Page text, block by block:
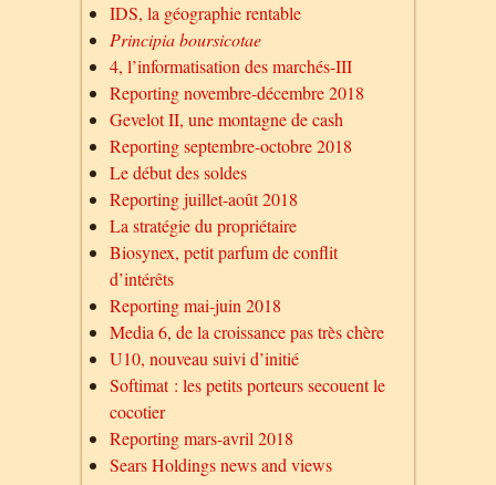
IDS, la géographie rentable
Principia boursicotae
4, l’informatisation des marchés-III
Reporting novembre-décembre 2018
Gevelot II, une montagne de cash
Reporting septembre-octobre 2018
Le début des soldes
Reporting juillet-août 2018
La stratégie du propriétaire
Biosynex, petit parfum de conflit
d’intérêts
Reporting mai-juin 2018
Media 6, de la croissance pas très chère
U10, nouveau suivi d’initié
Softimat : les petits porteurs secouent le
cocotier
Reporting mars-avril 2018
Sears Holdings news and views